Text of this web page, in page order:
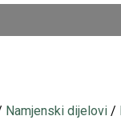
Namjenski dijelovi /